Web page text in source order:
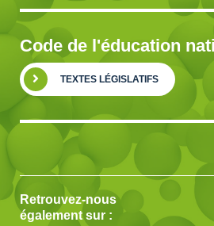
Code de l'éducation
TEXTES LÉGISLATIFS
Retrouvez-nous
également sur :